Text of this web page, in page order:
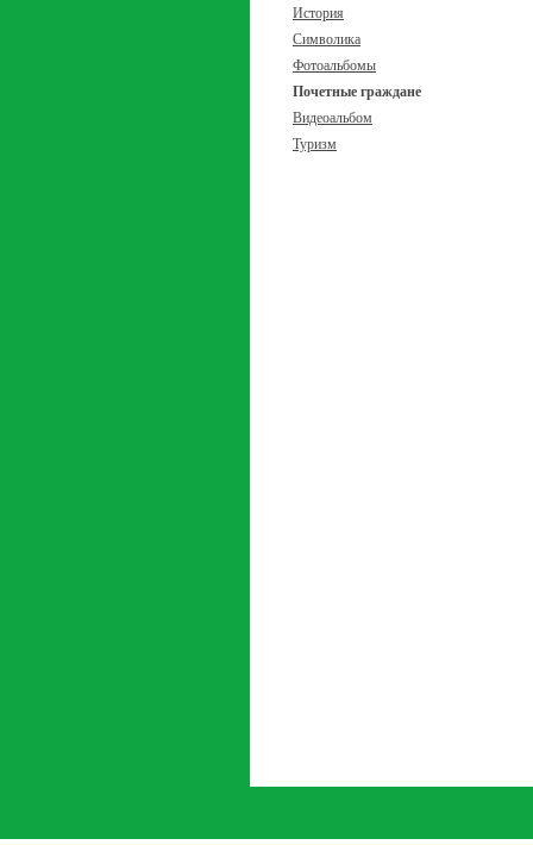
История
Символика
Фотоальбомы
Почетные граждане
Видеоальбом
Туризм